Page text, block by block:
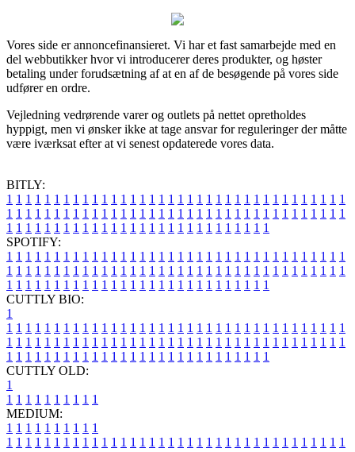
Vores side er annoncefinansieret. Vi har et fast samarbejde med en
del webbutikker hvor vi introducerer deres produkter, og høster
betaling under forudsætning af at en af de besøgende på vores side
udfører en ordre.
Vejledning vedrørende varer og outlets på nettet opretholdes
hyppigt, men vi ønsker ikke at tage ansvar for reguleringer der måtte
være iværksat efter at vi senest opdaterede vores data.
BITLY:
1 1 1 1 1 1 1 1 1 1 1 1 1 1 1 1 1 1 1 1 1 1 1 1 1 1 1 1 1 1 1 1 1 1 1 1
1 1 1 1 1 1 1 1 1 1 1 1 1 1 1 1 1 1 1 1 1 1 1 1 1 1 1 1 1 1 1 1 1 1 1 1
1 1 1 1 1 1 1 1 1 1 1 1 1 1 1 1 1 1 1 1 1 1 1 1 1 1 1 1
SPOTIFY:
1 1 1 1 1 1 1 1 1 1 1 1 1 1 1 1 1 1 1 1 1 1 1 1 1 1 1 1 1 1 1 1 1 1 1 1
1 1 1 1 1 1 1 1 1 1 1 1 1 1 1 1 1 1 1 1 1 1 1 1 1 1 1 1 1 1 1 1 1 1 1 1
1 1 1 1 1 1 1 1 1 1 1 1 1 1 1 1 1 1 1 1 1 1 1 1 1 1 1 1
CUTTLY BIO:
1
1 1 1 1 1 1 1 1 1 1 1 1 1 1 1 1 1 1 1 1 1 1 1 1 1 1 1 1 1 1 1 1 1 1 1 1
1 1 1 1 1 1 1 1 1 1 1 1 1 1 1 1 1 1 1 1 1 1 1 1 1 1 1 1 1 1 1 1 1 1 1 1
1 1 1 1 1 1 1 1 1 1 1 1 1 1 1 1 1 1 1 1 1 1 1 1 1 1 1 1
CUTTLY OLD:
1
1 1 1 1 1 1 1 1 1 1
MEDIUM:
1 1 1 1 1 1 1 1 1 1
1 1 1 1 1 1 1 1 1 1 1 1 1 1 1 1 1 1 1 1 1 1 1 1 1 1 1 1 1 1 1 1 1 1 1 1